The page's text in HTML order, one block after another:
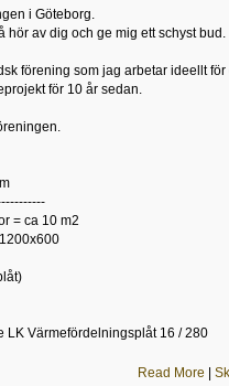
i Göteborg.
hör av dig och ge mig ett schyst bud.
förening som jag arbetar ideellt
för 10 år sedan.
= ca 10 m2
LK Värmefördelningsplåt 16 / 280
Read More |